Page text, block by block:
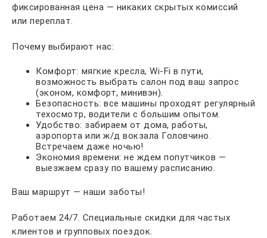
фиксированная цена — никаких скрытых комиссий
или переплат.
Почему выбирают нас:
Комфорт: мягкие кресла, Wi-Fi в пути,
возможность выбрать салон под ваш запрос
(эконом, комфорт, минивэн).
Безопасность: все машины проходят регулярный
техосмотр, водители с большим опытом.
Удобство: забираем от дома, работы,
аэропорта или ж/д вокзала Головчино.
Встречаем даже ночью!
Экономия времени: не ждем попутчиков —
выезжаем сразу по вашему расписанию.
Ваш маршрут — наши заботы!
Работаем 24/7. Специальные скидки для частых
клиентов и групповых поездок.